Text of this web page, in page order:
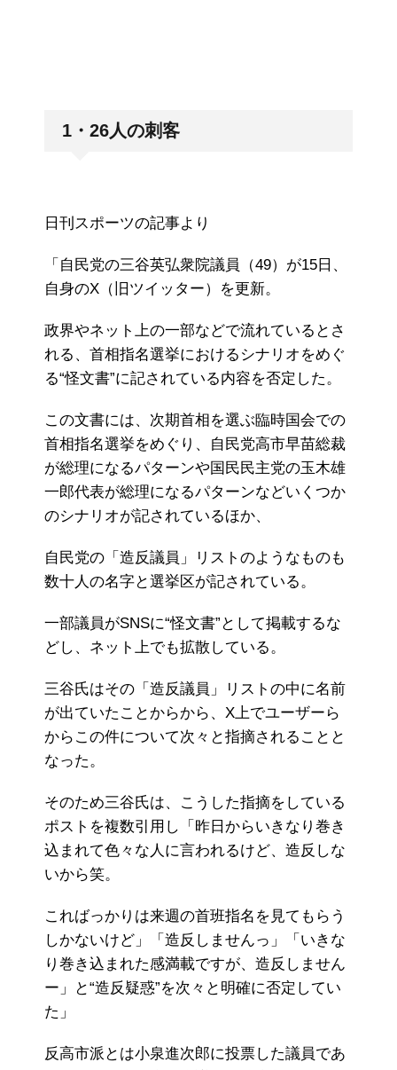
1・26人の刺客
日刊スポーツの記事より
「自民党の三谷英弘衆院議員（49）が15日、
自身のX（旧ツイッター）を更新。
政界やネット上の一部などで流れているとさ
れる、首相指名選挙におけるシナリオをめぐ
る“怪文書”に記されている内容を否定した。
この文書には、次期首相を選ぶ臨時国会での
首相指名選挙をめぐり、自民党高市早苗総裁
が総理になるパターンや国民民主党の玉木雄
一郎代表が総理になるパターンなどいくつか
のシナリオが記されているほか、
自民党の「造反議員」リストのようなものも
数十人の名字と選挙区が記されている。
一部議員がSNSに“怪文書”として掲載するな
どし、ネット上でも拡散している。
三谷氏はその「造反議員」リストの中に名前
が出ていたことからから、X上でユーザーら
からこの件について次々と指摘されることと
なった。
そのため三谷氏は、こうした指摘をしている
ポストを複数引用し「昨日からいきなり巻き
込まれて色々な人に言われるけど、造反しな
いから笑。
こればっかりは来週の首班指名を見てもらう
しかないけど」「造反しませんっ」「いきな
り巻き込まれた感満載ですが、造反しません
ー」と“造反疑惑”を次々と明確に否定してい
た」
反高市派とは小泉進次郎に投票した議員であ